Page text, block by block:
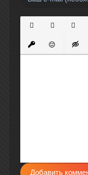
ВставитьВставить
Добавить